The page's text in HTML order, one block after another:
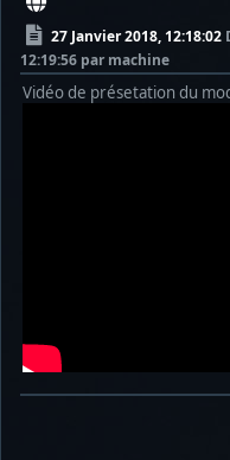
27 Janvier 2018, 12:18:02
12:19:56 par machine
Vidéo de présetation du